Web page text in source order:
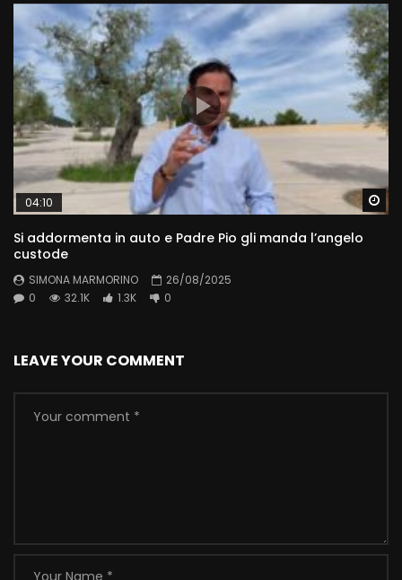
04:10
Si addormenta in auto e Padre Pio gli manda l’angelo
custode
SIMONA MARMORINO
26/08/2025
0
32.1K 1.3K 0
LEAVE YOUR COMMENT